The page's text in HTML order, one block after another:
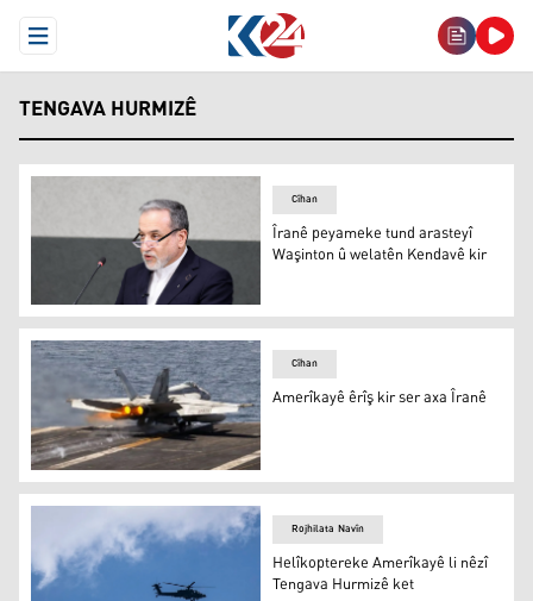
Open Menu
TENGAVA HURMIZÊ
Ebas Eraqçî
Cîhan
Îranê peyameke tund arasteyî
Waşinton û welatên Kendavê kir
Amerîkayê êrîş kir ser axa Îranê
Cîhan
Amerîkayê êrîş kir ser axa Îranê
Rojhilata Navîn
Helîkoptereke Amerîkayê li nêzî
Tengava Hurmizê ket